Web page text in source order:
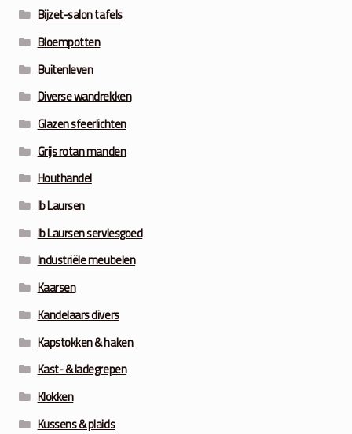
Bijzet-salon tafels
Bloempotten
Buitenleven
Diverse wandrekken
Glazen sfeerlichten
Grijs rotan manden
Houthandel
Ib Laursen
Ib Laursen serviesgoed
Industriële meubelen
Kaarsen
Kandelaars divers
Kapstokken & haken
Kast- & ladegrepen
Klokken
Kussens & plaids